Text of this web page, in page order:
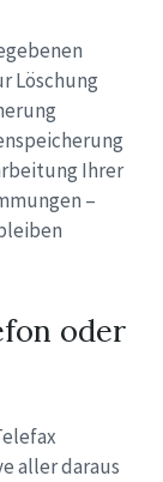
Löschung
Ihrer
–
oder
aller daraus